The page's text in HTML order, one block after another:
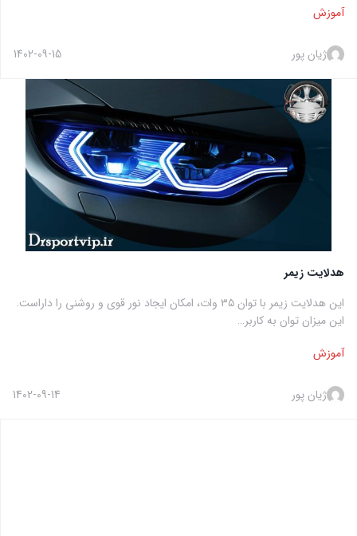
آموزش
ژیان پور 1402-09-15
هدلایت زیمر
این هدلایت زیمر با توان ۳۵ وات، امکان ایجاد نور قوی و روشنی را داراست.
این میزان توان به کاربر…
آموزش
ژیان پور 1402-09-14